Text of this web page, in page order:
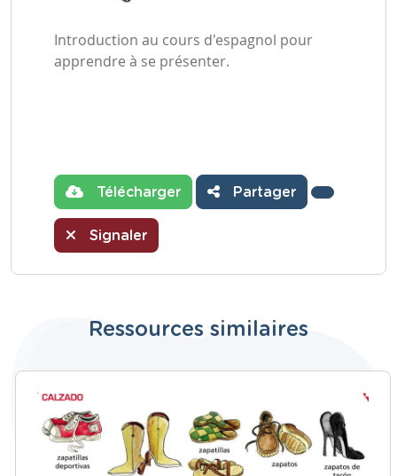
Introduction au cours d'espagnol pour
apprendre à se présenter.
Télécharger Partager
Signaler
Ressources similaires